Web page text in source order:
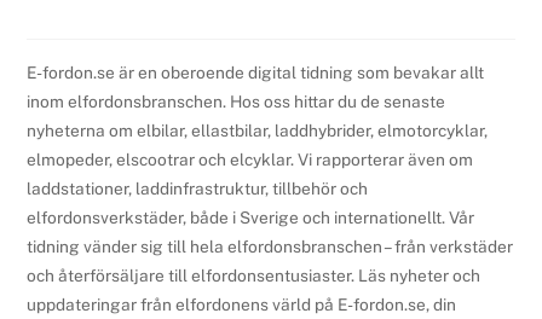
E-fordon.se är en oberoende digital tidning som bevakar allt
inom elfordonsbranschen. Hos oss hittar du de senaste
nyheterna om elbilar, ellastbilar, laddhybrider, elmotorcyklar,
elmopeder, elscootrar och elcyklar. Vi rapporterar även om
laddstationer, laddinfrastruktur, tillbehör och
elfordonsverkstäder, både i Sverige och internationellt. Vår
tidning vänder sig till hela elfordonsbranschen – från verkstäder
och återförsäljare till elfordonsentusiaster. Läs nyheter och
uppdateringar från elfordonens värld på E-fordon.se, din